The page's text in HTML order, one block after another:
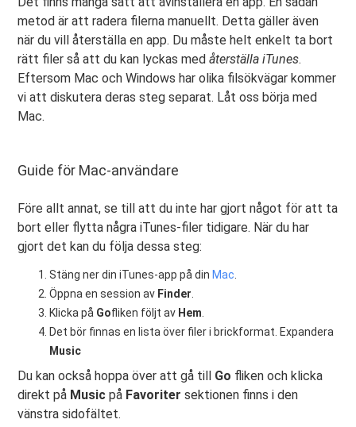
metod är att radera filerna manuellt. Detta gäller även
när du vill återställa en app. Du måste helt enkelt ta bort
rätt filer så att du kan lyckas medåterställa iTunes.
Eftersom Mac och Windows har olika filsökvägar kommer
vi att diskutera deras steg separat. Låt oss börja med
Mac.
Guide för Mac-användare
Före allt annat, se till att du inte har gjort något för att ta
bort eller flytta några iTunes-filer tidigare. När du har
gjort det kan du följa dessa steg:
Stäng ner din iTunes-app på din Mac
Öppna en session av Finder
Klicka på Gofliken följt av Hem
Det bör finnas en lista över filer i brickformat. Expandera
Music
Du kan också hoppa över att gå till Go fliken och klicka
direkt på Music på Favoriter sektionen finns i den
vänstra sidofältet.